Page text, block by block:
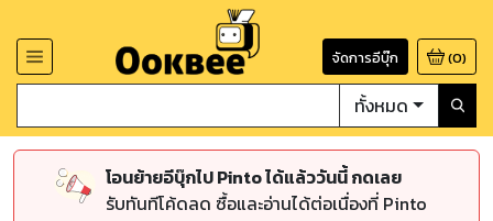
จัดการอีบุ๊ก (0)
ทั้งหมด
โอนย้ายอีบุ๊กไป Pinto ได้แล้ววันนี้ กดเลย
รับทันทีโค้ดลด ซื้อและอ่านได้ต่อเนื่องที่ Pinto